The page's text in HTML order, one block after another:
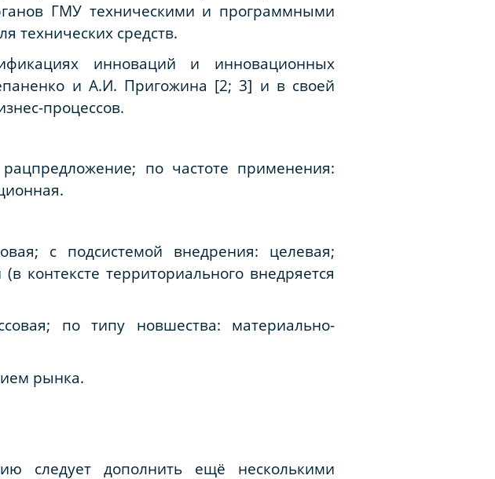
ГМУ техническими и программными
технических средств.
инноваций и инновационных
и А.И. Пригожина [2; 3] и в своей
процессов.
по частоте применения:
с подсистемой внедрения: целевая;
контексте территориального внедряется
по типу новшества: материально-
рынка.
следует дополнить ещё несколькими